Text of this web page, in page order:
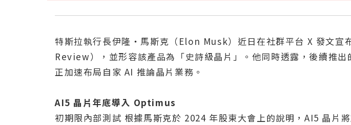
特斯拉執行長伊隆・馬斯克（Elon Musk）近日在社群平台 X 發文
Review），並形容該產品為「史詩級晶片」。他同時透露，後續推
正加速布局自家 AI 推論晶片業務。
AI5 晶片年底導入 Optimus
初期限內部測試 根據馬斯克於 2024 年股東大會上的說明，AI5 晶片